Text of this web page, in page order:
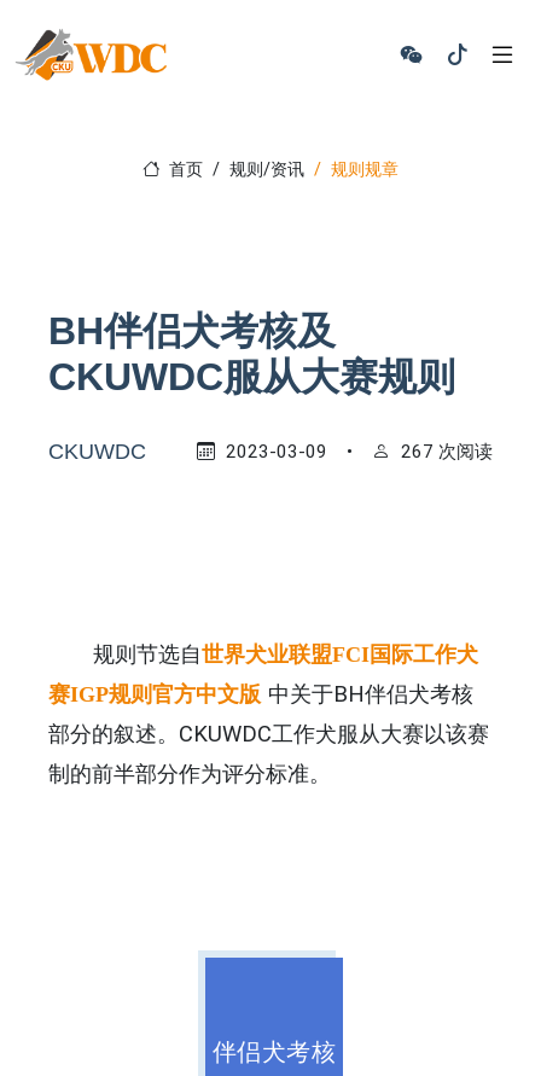
首页 规则/资讯 规则规章
BH伴侣犬考核及
CKUWDC服从大赛规则
CKUWDC 2023-03-09 • 267 次阅读
规则节选自世界犬业联盟FCI国际工作犬
赛IGP规则官方中文版 中关于BH伴侣犬考核
部分的叙述。CKUWDC工作犬服从大赛以该赛
制的前半部分作为评分标准。
伴侣犬考核